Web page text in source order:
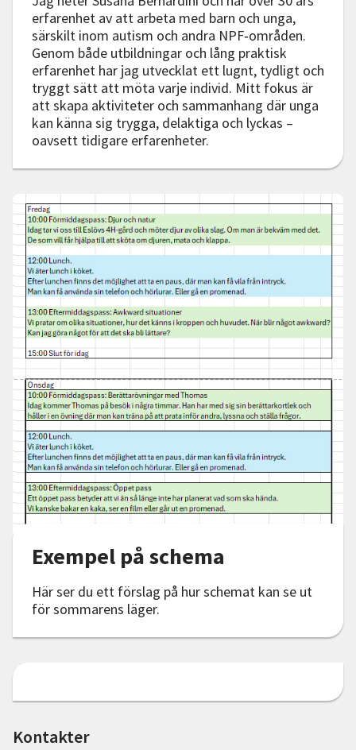
erfarenhet av att arbeta med barn och unga,
särskilt inom autism och andra NPF‑områden.
Genom både utbildningar och lång praktisk
erfarenhet har jag utvecklat ett lugnt, tydligt och
tryggt sätt att möta varje individ. Mitt fokus är
att skapa aktiviteter och sammanhang där unga
kan känna sig trygga, delaktiga och lyckas –
oavsett tidigare erfarenheter.
Exempel på schema
Här ser du ett förslag på hur schemat kan se ut
för sommarens läger.
Kontakter